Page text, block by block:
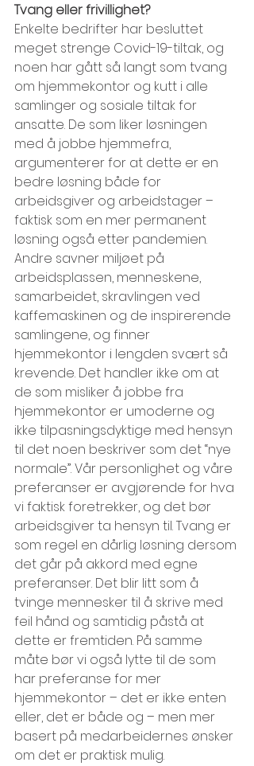
Tvang eller frivillighet?
Enkelte bedrifter har besluttet
meget strenge Covid-19-tiltak, og
noen har gått så langt som tvang
om hjemmekontor og kutt i alle
samlinger og sosiale tiltak for
ansatte. De som liker løsningen
med å jobbe hjemmefra,
argumenterer for at dette er en
bedre løsning både for
arbeidsgiver og arbeidstager –
faktisk som en mer permanent
løsning også etter pandemien.
Andre savner miljøet på
arbeidsplassen, menneskene,
samarbeidet, skravlingen ved
kaffemaskinen og de inspirerende
samlingene, og finner
hjemmekontor i lengden svært så
krevende. Det handler ikke om at
de som misliker å jobbe fra
hjemmekontor er umoderne og
ikke tilpasningsdyktige med hensyn
til det noen beskriver som det “nye
normale”. Vår personlighet og våre
preferanser er avgjørende for hva
vi faktisk foretrekker, og det bør
arbeidsgiver ta hensyn til. Tvang er
som regel en dårlig løsning dersom
det går på akkord med egne
preferanser. Det blir litt som å
tvinge mennesker til å skrive med
feil hånd og samtidig påstå at
dette er fremtiden. På samme
måte bør vi også lytte til de som
har preferanse for mer
hjemmekontor – det er ikke enten
eller, det er både og – men mer
basert på medarbeidernes ønsker
om det er praktisk mulig.